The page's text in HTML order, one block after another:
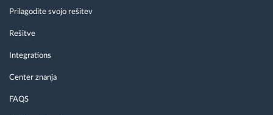
Prilagodite svojo rešitev
Rešitve
Integrations
Center znanja
FAQS